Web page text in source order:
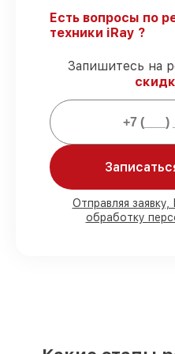
сроки.
Официальная
Гарантии сервиса
оптических
починок
заказчика
90%запчастей
остальные
Подлинные
Есть вопросы по
техники iRay ?
Запишитесь на
Отправляя
обработку